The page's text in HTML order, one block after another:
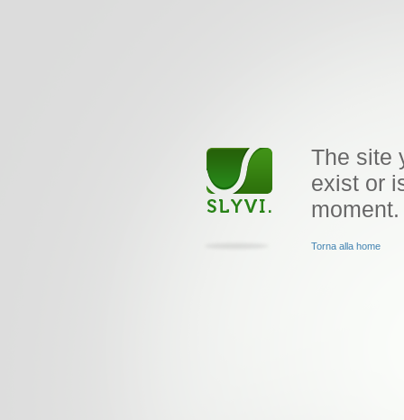
The site
exist or
moment.
Torna alla home